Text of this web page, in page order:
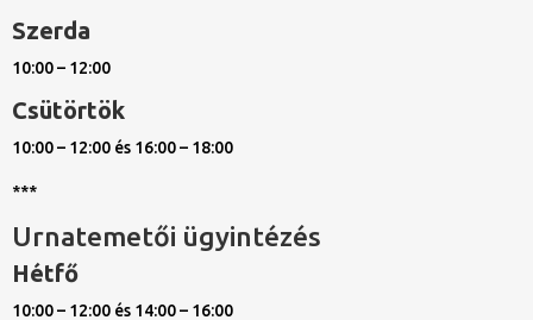
Szerda
10:00 – 12:00
Csütörtök
10:00 – 12:00 és 16:00 – 18:00
***
Urnatemetői ügyintézés
Hétfő
10:00 – 12:00 és 14:00 – 16:00